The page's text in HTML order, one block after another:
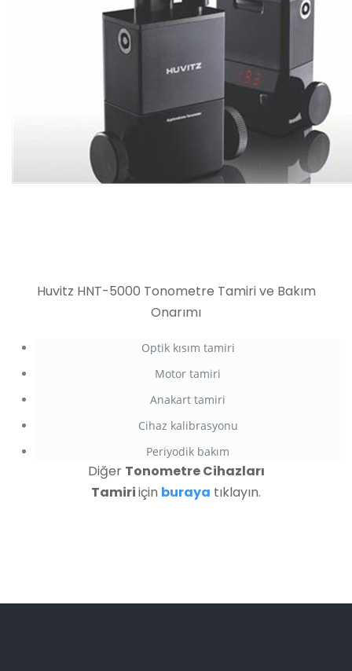
Huvitz HNT-5000 Tonometre Tamiri ve Bakım
Onarımı
Optik kısım tamiri
Motor tamiri
Anakart tamiri
Cihaz kalibrasyonu
Periyodik bakım
Diğer Tonometre Cihazları
Tamiriiçin buraya tıklayın.